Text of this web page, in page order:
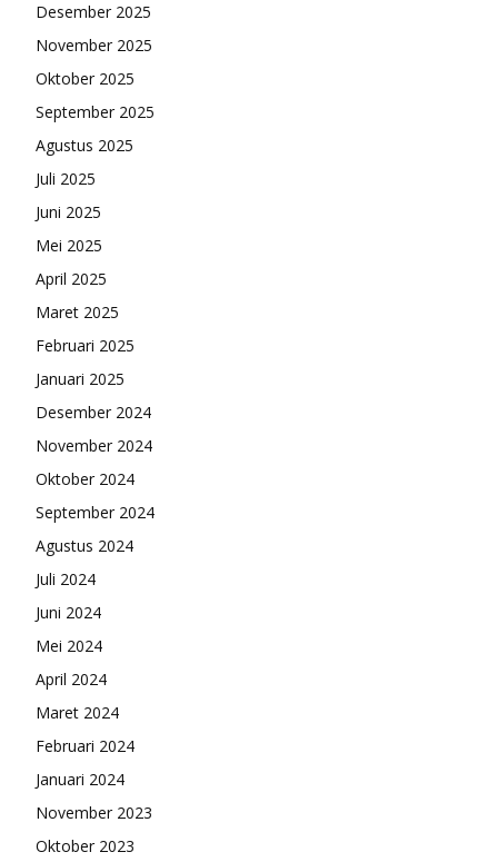
Desember 2025
November 2025
Oktober 2025
September 2025
Agustus 2025
Juli 2025
Juni 2025
Mei 2025
April 2025
Maret 2025
Februari 2025
Januari 2025
Desember 2024
November 2024
Oktober 2024
September 2024
Agustus 2024
Juli 2024
Juni 2024
Mei 2024
April 2024
Maret 2024
Februari 2024
Januari 2024
November 2023
Oktober 2023